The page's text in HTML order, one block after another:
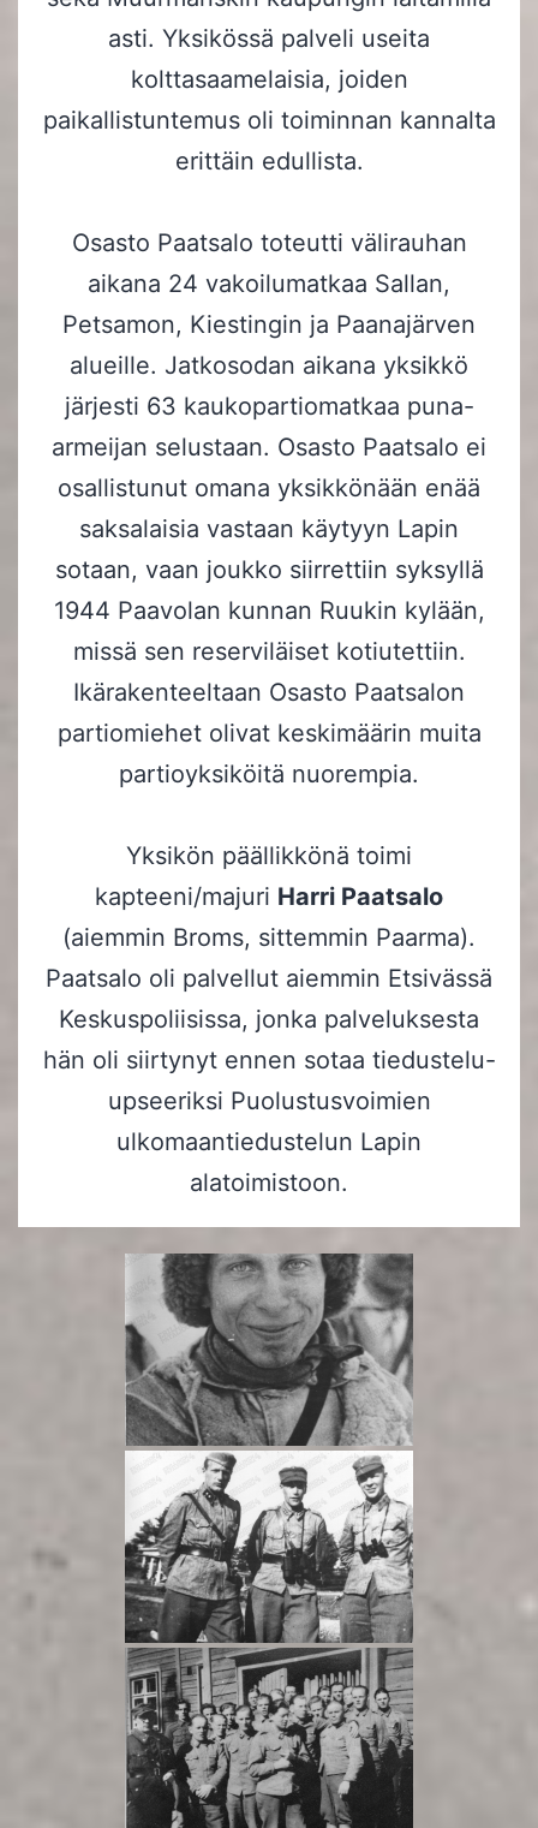
asti. Yksikössä palveli useita
kolttasaamelaisia, joiden
paikallistuntemus oli toiminnan kannalta
erittäin edullista.
Osasto Paatsalo toteutti välirauhan
aikana 24 vakoilumatkaa Sallan,
Petsamon, Kiestingin ja Paanajärven
alueille. Jatkosodan aikana yksikkö
järjesti 63 kaukopartiomatkaa puna-
armeijan selustaan. Osasto Paatsalo ei
osallistunut omana yksikkönään enää
saksalaisia vastaan käytyyn Lapin
sotaan, vaan joukko siirrettiin syksyllä
1944 Paavolan kunnan Ruukin kylään,
missä sen reserviläiset kotiutettiin.
Ikärakenteeltaan Osasto Paatsalon
partiomiehet olivat keskimäärin muita
partioyksiköitä nuorempia.
Yksikön päällikkönä toimi
kapteeni/majuri Harri Paatsalo
(aiemmin Broms, sittemmin Paarma).
Paatsalo oli palvellut aiemmin Etsivässä
Keskuspoliisissa, jonka palveluksesta
hän oli siirtynyt ennen sotaa tiedustelu-
upseeriksi Puolustusvoimien
ulkomaantiedustelun Lapin
alatoimistoon.